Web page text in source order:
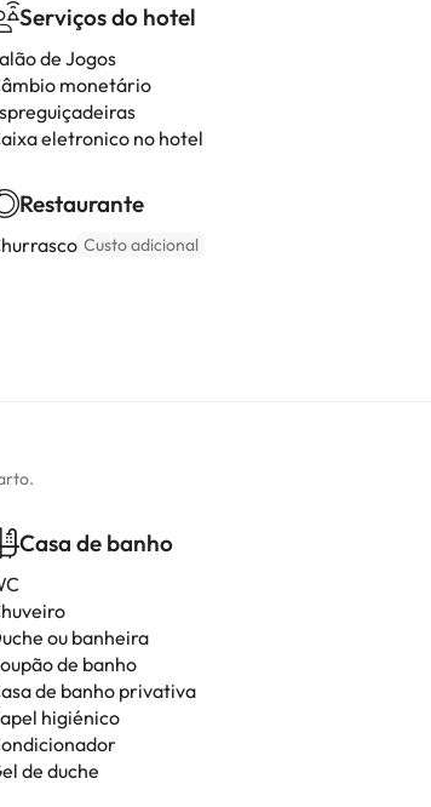
Serviços do hotel
de Jogos
monetário
eletronico no hotel
Restaurante
Custo adicional
Casa de banho
ou banheira
de banho
de banho privativa
higiénico
de duche